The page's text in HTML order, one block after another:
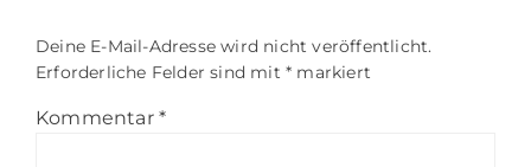
Deine E-Mail-Adresse wird nicht veröffentlicht.
Erforderliche Felder sind mit * markiert
Kommentar *